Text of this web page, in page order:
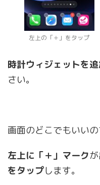
左上の「＋」をタップ
時計ウィジェットを
さい。
画面のどこでもいい
左上に「＋」マーク
をタップします。